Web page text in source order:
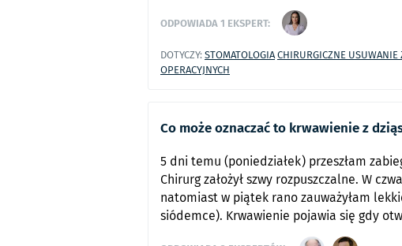
ODPOWIADA1 EKSPERT:
DOTYCZY:STOMATOLOGIACHIRURGICZNE USUWANIE
OPERACYJNYCH
Co może oznaczać to krwawienie z
5 dni temu (poniedziałek) przeszłam
Chirurg założył szwy rozpuszczalne. W
natomiast w piątek rano zauważyłam
siódemce). Krwawienie pojawia się gdy